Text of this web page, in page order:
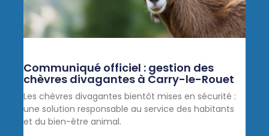
Communiqué officiel : gestion des
chèvres divagantes à Carry-le-Rouet
Les chèvres divagantes bientôt mises en sécurité :
une solution responsable au service des habitants
et du bien-être animal.